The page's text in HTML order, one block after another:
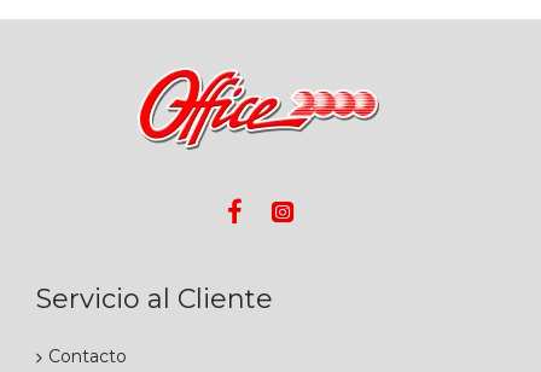
Servicio al Cliente
Contacto